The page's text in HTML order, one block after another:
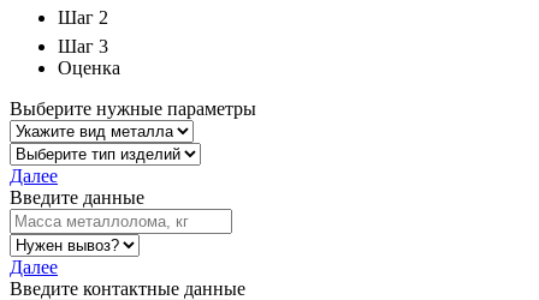
Шаг 2
Шаг 3
Оценка
Выберите нужные параметры
Далее
Введите данные
Далее
Введите контактные данные